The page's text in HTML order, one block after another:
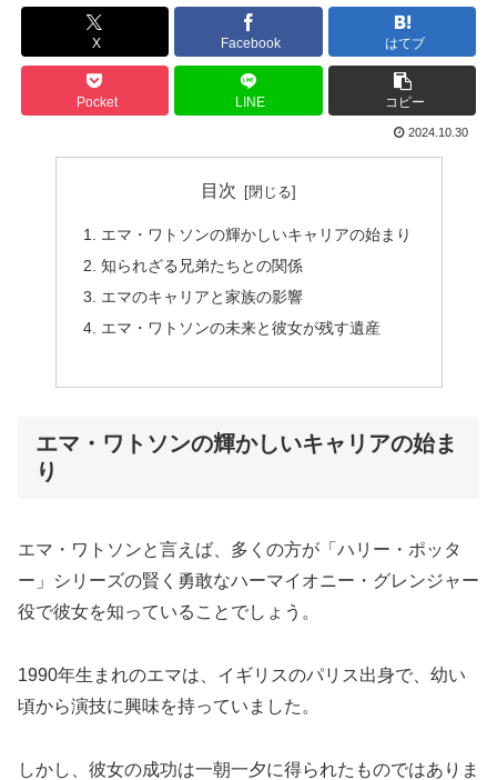
X Facebook はてブ
Pocket LINE コピー
2024.10.30
目次
エマ・ワトソンの輝かしいキャリアの始まり
知られざる兄弟たちとの関係
エマのキャリアと家族の影響
エマ・ワトソンの未来と彼女が残す遺産
エマ・ワトソンの輝かしいキャリアの始ま
り
エマ・ワトソンと言えば、多くの方が「ハリー・ポッタ
ー」シリーズの賢く勇敢なハーマイオニー・グレンジャー
役で彼女を知っていることでしょう。
1990年生まれのエマは、イギリスのパリス出身で、幼い
頃から演技に興味を持っていました。
しかし、彼女の成功は一朝一夕に得られたものではありま